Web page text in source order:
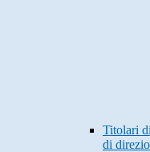
Titolari
di